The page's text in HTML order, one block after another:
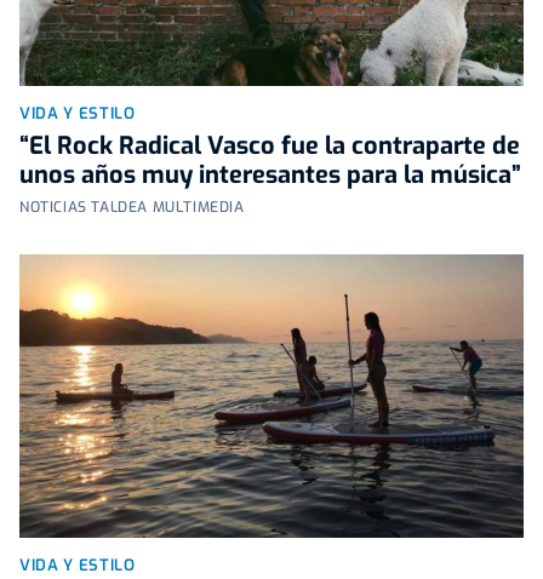
VIDA Y ESTILO
“El Rock Radical Vasco fue la contraparte de
unos años muy interesantes para la música”
NOTICIAS TALDEA MULTIMEDIA
VIDA Y ESTILO